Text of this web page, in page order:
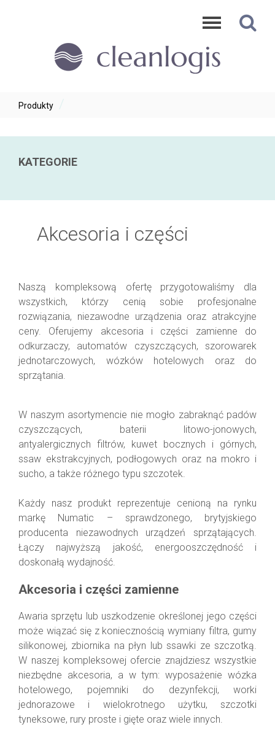
Produkty /
KATEGORIE
Automaty czyszczące Cleanlogis
Zamiatarki Cleanlogis
Akcesoria Cleanlogis
Do zamiatarek
Wielofunkcyjne urządzenia czyszczące Cleanlogis
Zamiatarki
Chemia czyszcząca
Akcesoria i części
Do szorowarek jednotarczowych
Akcesoria i części
Naszą kompleksową ofertę przygotowaliśmy dla
wszystkich, którzy cenią sobie profesjonalne
rozwiązania, niezawodne urządzenia oraz atrakcyjne
ceny. Oferujemy akcesoria i części zamienne do
odkurzaczy, automatów czyszczących, szorowarek
jednotarczowych, wózków hotelowych oraz do
sprzątania.
W naszym asortymencie nie mogło zabraknąć padów
czyszczących, baterii litowo-jonowych,
antyalergicznych filtrów, kuwet bocznych i górnych,
ssaw ekstrakcyjnych, podłogowych oraz na mokro i
sucho, a także różnego typu szczotek.
Każdy nasz produkt reprezentuje cenioną na rynku
markę Numatic – sprawdzonego, brytyjskiego
producenta niezawodnych urządzeń sprzątających.
Łączy najwyższą jakość, energooszczędność i
doskonałą wydajność.
Akcesoria i części zamienne
Awaria sprzętu lub uszkodzenie określonej jego części
może wiązać się z koniecznością wymiany filtra, gumy
silikonowej, zbiornika na płyn lub ssawki ze szczotką.
W naszej kompleksowej ofercie znajdziesz wszystkie
niezbędne akcesoria, a w tym: wyposażenie wózka
hotelowego, pojemniki do dezynfekcji, worki
jednorazowe i wielokrotnego użytku, szczotki
tyneksowe, rury proste i gięte oraz wiele innych.